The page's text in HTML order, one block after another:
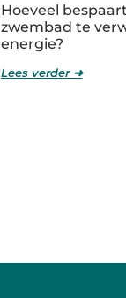
Hoeveel
zwembad te
energie?
Lees verder ➜